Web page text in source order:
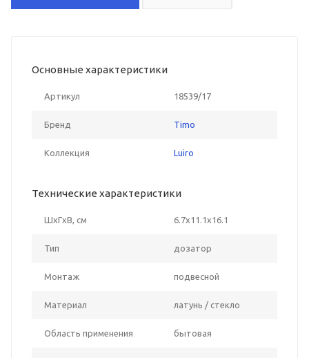
Основные характеристики
Артикул 18539/17
Бренд Timo
Коллекция Luiro
Технические характеристики
ШxГxВ, см 6.7x11.1x16.1
Тип дозатор
Монтаж подвесной
Материал латунь / стекло
Область применения бытовая